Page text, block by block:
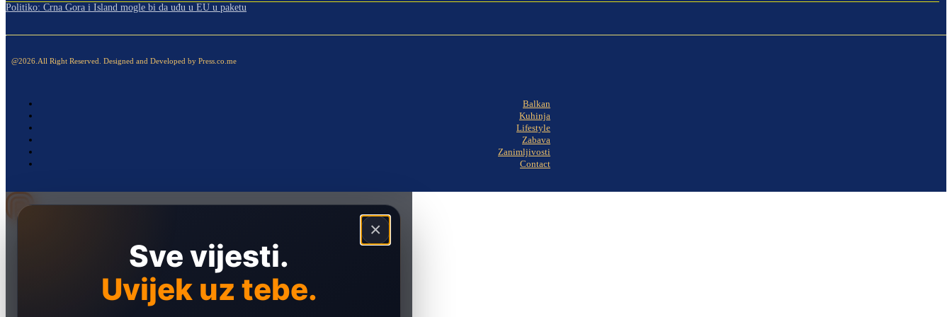
Politiko: Crna Gora i Island mogle bi da uđu u EU u paketu
@2026.All Right Reserved. Designed and Developed by Press.co.me
Balkan
Kuhinja
Lifestyle
Zabava
Zanimljivosti
Contact
×
Sve vijesti.
Uvijek uz tebe.